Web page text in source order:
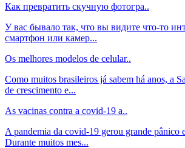
Как превратить скучную фотогра..
У вас бывало так, что вы видите что-то
смартфон или камер...
Os melhores modelos de celular..
Como muitos brasileiros já sabem há anos, a
de crescimento e...
As vacinas contra a covid-19 a..
A pandemia da covid-19 gerou grande pânico
Durante muitos mes...